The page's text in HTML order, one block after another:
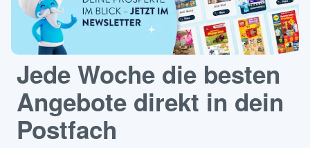
Jede Woche die besten
Angebote direkt in dein
Postfach